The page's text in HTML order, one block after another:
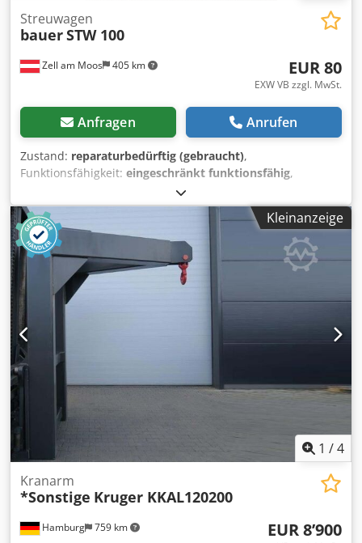
Zell am Moos 405 km
Streuwagen
bauerSTW 100
EUR 80
EXW VB zzgl. MwSt.
Anfragen Anrufen
Zustand: reparaturbedürftig (gebraucht),
Funktionsfähigkeit: eingeschränkt funktionsfähig,
, geeignet für z. B. Salz und Sand zum
Anhängen an Gabelstapler, kleine Schlepper etc. mit
Vollgummibereifung Streuvorrichtung ist leider defekt
Streubreite: 1 bis 6 m Trichterinhalt: 105 Liter Gewicht: 28
kg Dodpfezdkamex Aliock Tragkraft: 135 kg
Kleinanzeige
1 /4
Hamburg 759 km
Kranarm
*Sonstige Kruger KKAL120200
EUR 8’900